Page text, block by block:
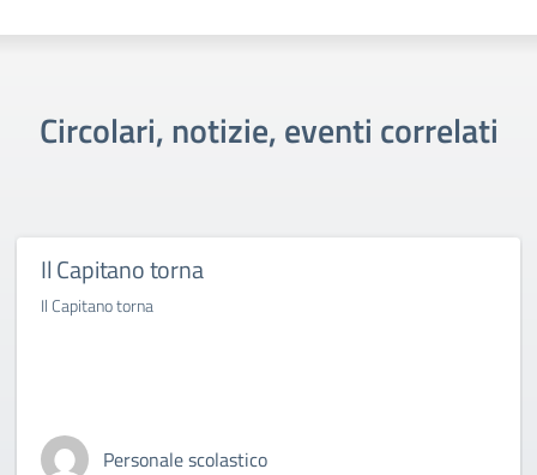
Circolari, notizie, eventi correlati
Il Capitano torna
Il Capitano torna
Personale scolastico